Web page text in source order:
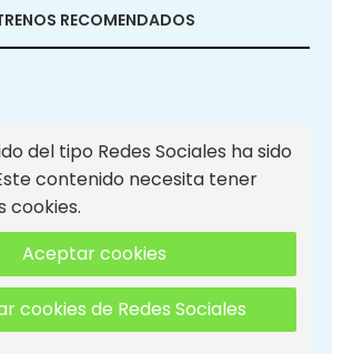
RECOMENDADOS
del tipo Redes Sociales ha sido
contenido necesita tener
cookies.
Aceptar cookies
cookies de Redes Sociales